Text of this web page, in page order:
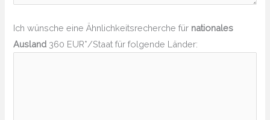
Ich wünsche eine Ähnlichkeitsrecherche für nationales
Ausland 360 EUR*/Staat für folgende Länder: